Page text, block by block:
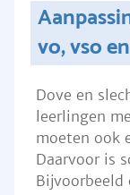
vo, vso
Dove en
leerlingen
moeten ook
Daarvoor is
Bijvoorbeeld